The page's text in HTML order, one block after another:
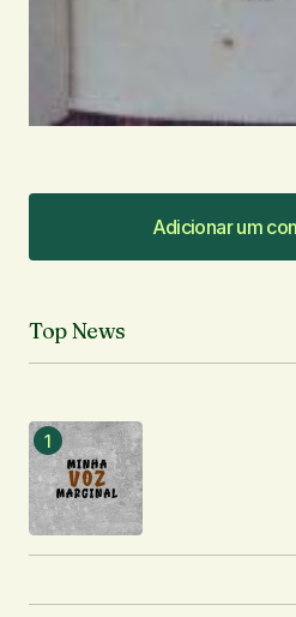
Adicionar um
Adicionar um
O seu endereço de e-
Comentário
Seu nome*
Top News